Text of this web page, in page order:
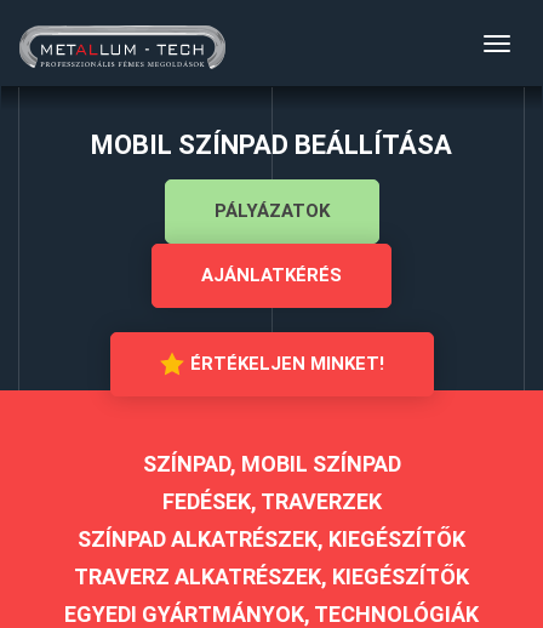
MOBIL SZÍNPAD BEÁLLÍTÁSA
PÁLYÁZATOK
AJÁNLATKÉRÉS
ÉRTÉKELJEN MINKET!
SZÍNPAD, MOBIL SZÍNPAD
FEDÉSEK, TRAVERZEK
SZÍNPAD ALKATRÉSZEK, KIEGÉSZÍTŐK
TRAVERZ ALKATRÉSZEK, KIEGÉSZÍTŐK
EGYEDI GYÁRTMÁNYOK, TECHNOLÓGIÁK